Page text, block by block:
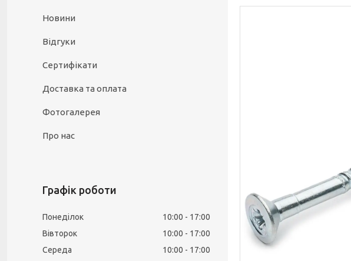
Новини
Відгуки
Сертифікати
Доставка та оплата
Фотогалерея
Про нас
Графік роботи
Понеділок 10:00
17:00
Вівторок
10:00
17:00
Середа
10:00
17:00